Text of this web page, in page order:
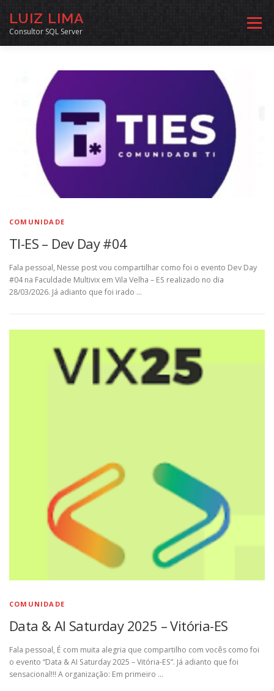
LUIZ LIMA
Consultor SQL Server
Menu
MENTORIA SQL CURSOS EXERCÍCIOS SQL
INÍCIO ARQUIVO LINKS COMUNIDADE
SOBRE CONTATO
COMUNIDADE
TI-ES – Dev Day #04
Fala pessoal, Nesse post vou compartilhar como foi o evento Dev Day
#04 na Faculdade Multivix em Vila Velha – ES realizado no dia
28/03/2026. Já adianto que foi irado …
COMUNIDADE
Data & AI Saturday 2025 – Vitória-ES
Fala pessoal, É com muita alegria que compartilho com vocês como foi
o evento “Data & AI Saturday 2025 – Vitória-ES”. Já adianto que foi
sensacional!!! A organização: Em primeiro …